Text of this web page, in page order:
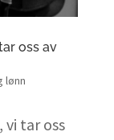
oss av
lønn
vi tar oss